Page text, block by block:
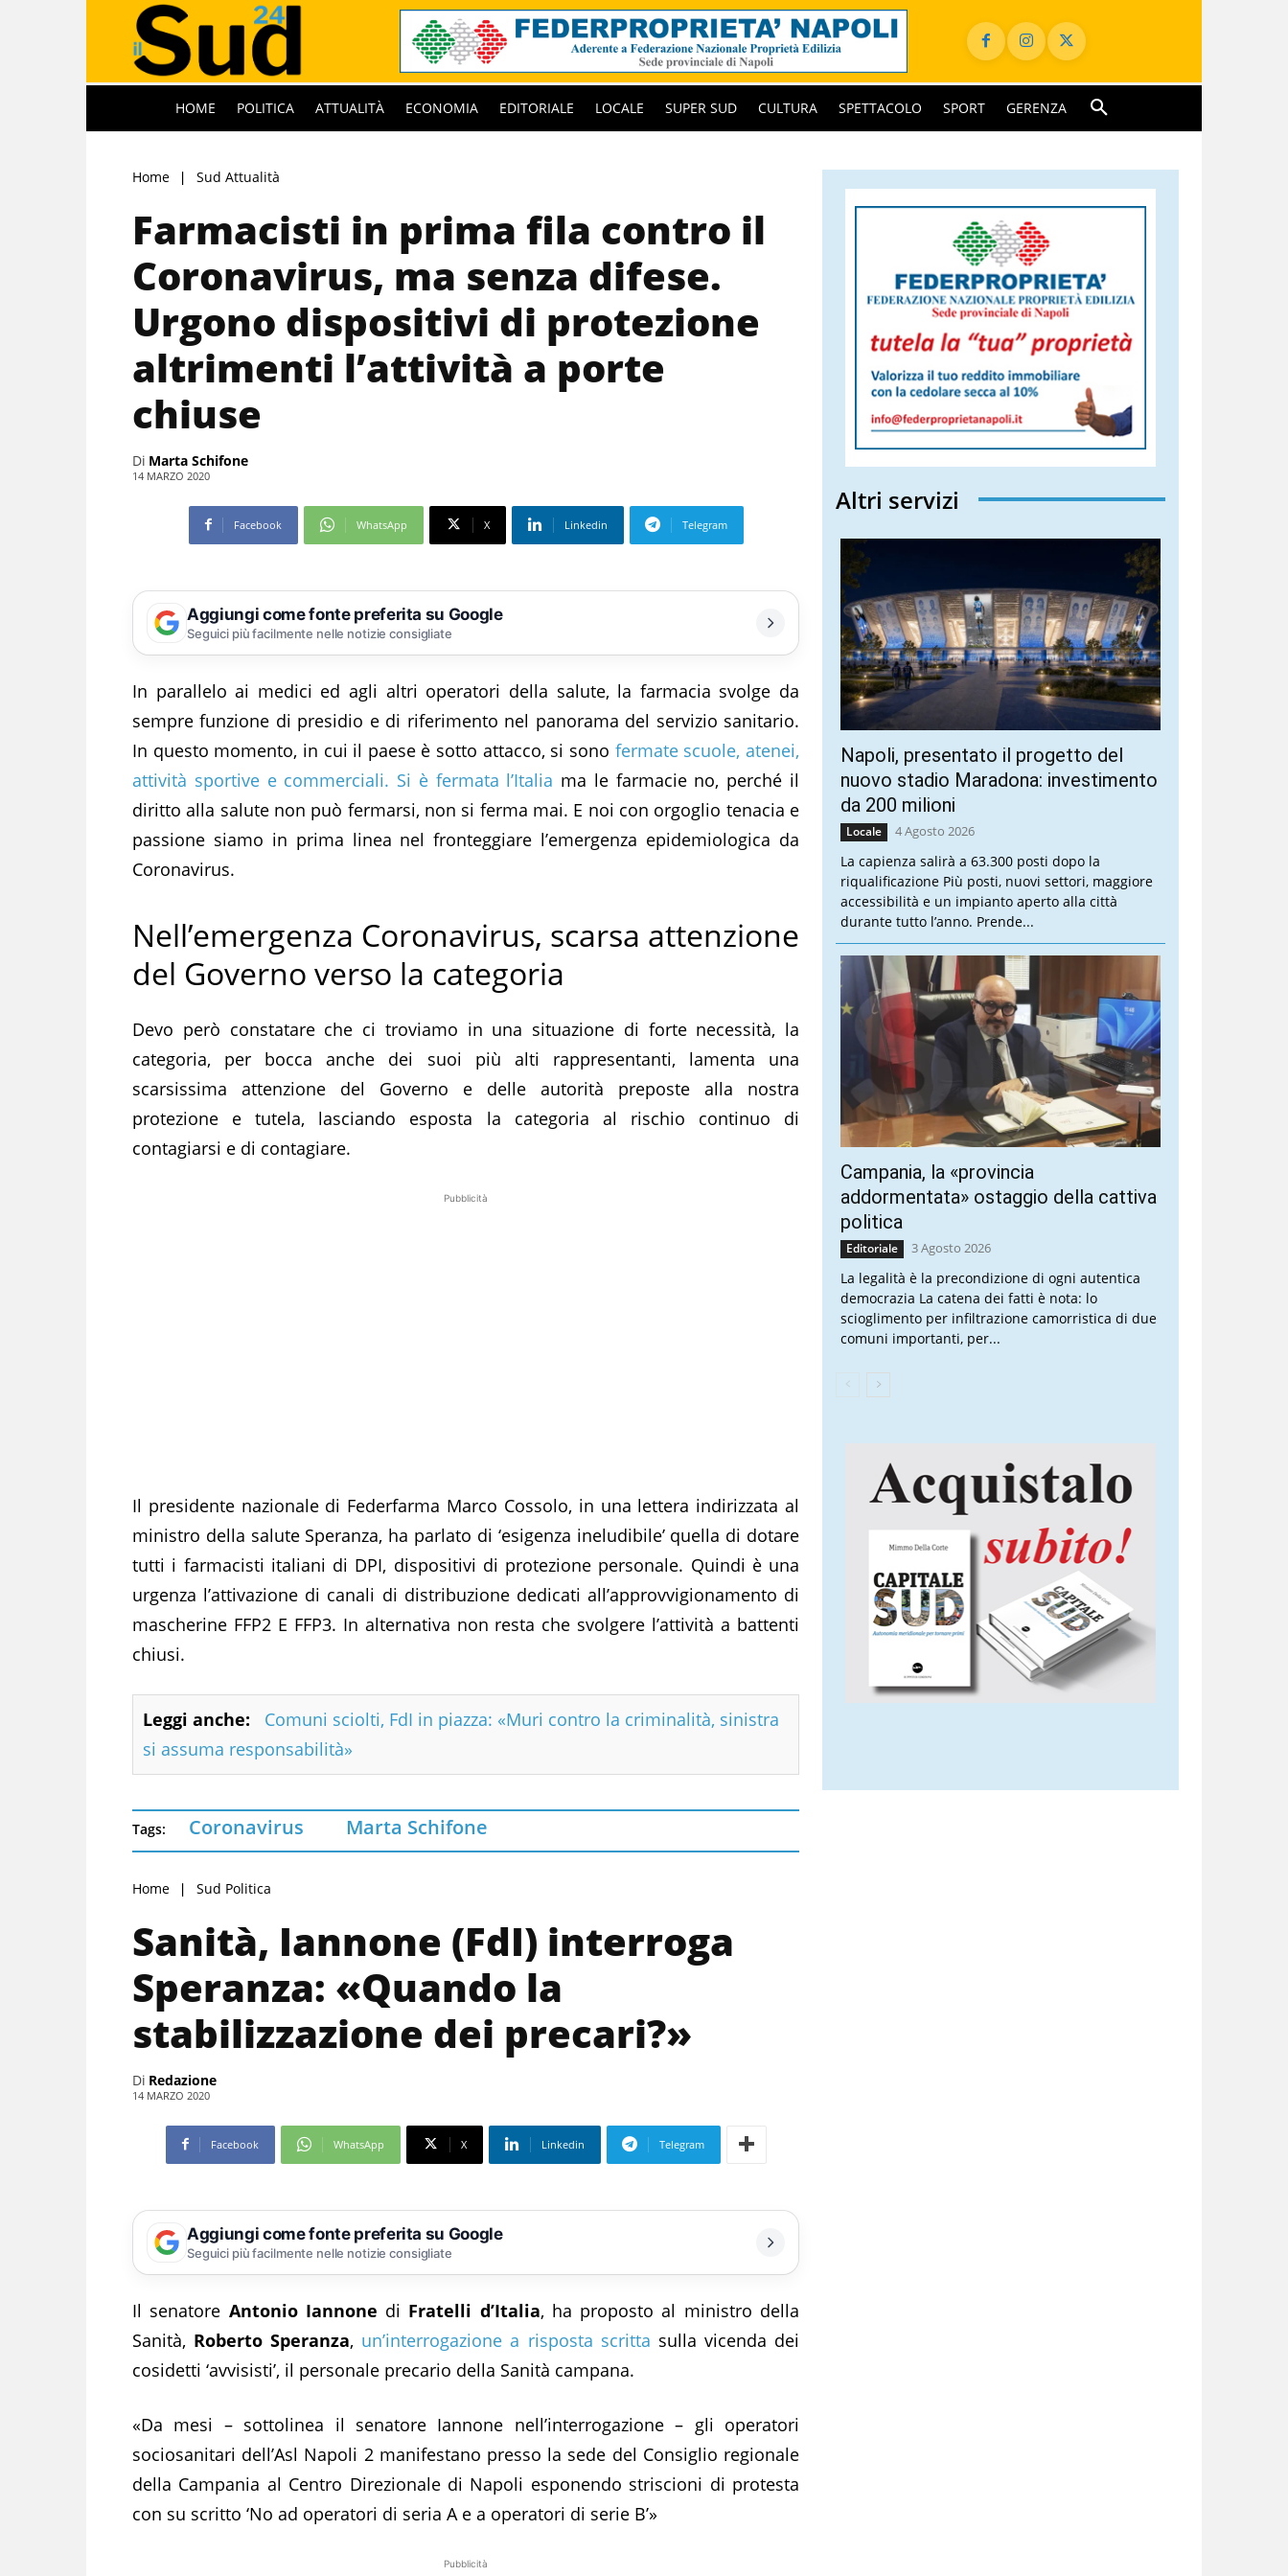
HOME POLITICA ATTUALITÀ ECONOMIA EDITORIALE LOCALE SUPER SUD CULTURA SPETTACOLO SPORT GERENZA
Home Sud Attualità
Farmacisti in prima fila contro il
Coronavirus, ma senza difese.
Urgono dispositivi di protezione
altrimenti l’attività a porte
chiuse
Di Marta Schifone
14 MARZO 2020
Facebook WhatsApp X Linkedin Telegram
Aggiungi come fonte preferita su Google
Seguici più facilmente nelle notizie consigliate
In parallelo ai medici ed agli altri operatori della salute, la farmacia svolge da
sempre funzione di presidio e di riferimento nel panorama del servizio sanitario.
In questo momento, in cui il paese è sotto attacco, si sono fermate scuole, atenei,
attività sportive e commerciali. Si è fermata l’Italia ma le farmacie no, perché il
diritto alla salute non può fermarsi, non si ferma mai. E noi con orgoglio tenacia e
passione siamo in prima linea nel fronteggiare l’emergenza epidemiologica da
Coronavirus.
Nell’emergenza Coronavirus, scarsa attenzione
del Governo verso la categoria
Devo però constatare che ci troviamo in una situazione di forte necessità, la
categoria, per bocca anche dei suoi più alti rappresentanti, lamenta una
scarsissima attenzione del Governo e delle autorità preposte alla nostra
protezione e tutela, lasciando esposta la categoria al rischio continuo di
contagiarsi e di contagiare.
Pubblicità
Il presidente nazionale di Federfarma Marco Cossolo, in una lettera indirizzata al
ministro della salute Speranza, ha parlato di ‘esigenza ineludibile’ quella di dotare
tutti i farmacisti italiani di DPI, dispositivi di protezione personale. Quindi è una
urgenza l’attivazione di canali di distribuzione dedicati all’approvvigionamento di
mascherine FFP2 E FFP3. In alternativa non resta che svolgere l’attività a battenti
chiusi.
Leggi anche:
Comuni sciolti, FdI in piazza: «Muri contro la criminalità, sinistra
si assuma responsabilità»
Tags: Coronavirus Marta Schifone
Home Sud Politica
Sanità, Iannone (FdI) interroga
Speranza: «Quando la
stabilizzazione dei precari?»
Di Redazione
14 MARZO 2020
Facebook WhatsApp X Linkedin Telegram
Aggiungi come fonte preferita su Google
Seguici più facilmente nelle notizie consigliate
Il senatore Antonio Iannone di Fratelli d’Italia, ha proposto al ministro della
Sanità, Roberto Speranza, un’interrogazione a risposta scritta sulla vicenda dei
cosidetti ‘avvisisti’, il personale precario della Sanità campana.
«Da mesi – sottolinea il senatore Iannone nell’interrogazione – gli operatori
sociosanitari dell’Asl Napoli 2 manifestano presso la sede del Consiglio regionale
della Campania al Centro Direzionale di Napoli esponendo striscioni di protesta
con su scritto ‘No ad operatori di seria A e a operatori di serie B’»
Pubblicità
Altri servizi
Napoli, presentato il progetto del
nuovo stadio Maradona: investimento
da 200 milioni
Locale 4 Agosto 2026
La capienza salirà a 63.300 posti dopo la
riqualificazione Più posti, nuovi settori, maggiore
accessibilità e un impianto aperto alla città
durante tutto l’anno. Prende...
Campania, la «provincia
addormentata» ostaggio della cattiva
politica
Editoriale 3 Agosto 2026
La legalità è la precondizione di ogni autentica
democrazia La catena dei fatti è nota: lo
scioglimento per infiltrazione camorristica di due
comuni importanti, per...